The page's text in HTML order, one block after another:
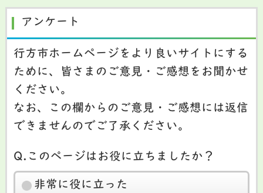
アンケート
行方市ホームページをより良いサイトにする
ために、皆さまのご意見・ご感想をお聞かせ
ください。
なお、この欄からのご意見・ご感想には返信
できませんのでご了承ください。
Q.このページはお役に立ちましたか？
非常に役に立った